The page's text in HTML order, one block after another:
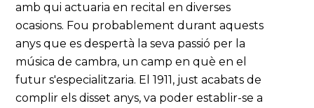
amb qui actuaria en recital en diverses
ocasions. Fou probablement durant aquests
anys que es despertà la seva passió per la
música de cambra, un camp en què en el
futur s'especialitzaria. El 1911, just acabats de
complir els disset anys, va poder establir-se a